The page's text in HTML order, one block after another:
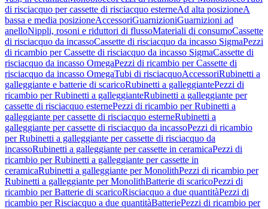
di risciacquo per cassette di risciacquo esterneAd alta posizioneA
bassa e media posizioneAccessoriGuarnizioniGuarnizioni ad
anelloNippli, rosoni e riduttori di flussoMateriali di consumoCassette
di risciacquo da incassoCassette di risciacquo da incasso SigmaPezzi
di ricambio per Cassette di risciacquo da incasso SigmaCassette di
risciacquo da incasso OmegaPezzi di ricambio per Cassette di
risciacquo da incasso OmegaTubi di risciacquoAccessoriRubinetti a
galleggiante e batterie di scaricoRubinetti a galleggiantePezzi di
ricambio per Rubinetti a galleggianteRubinetti a galleggiante per
cassette di risciacquo esternePezzi di ricambio per Rubinetti a
galleggiante per cassette di risciacquo esterneRubinetti a
galleggiante per cassette di risciacquo da incassoPezzi di ricambio
per Rubinetti a galleggiante per cassette di risciacquo da
incassoRubinetti a galleggiante per cassette in ceramicaPezzi di
ricambio per Rubinetti a galleggiante per cassette in
ceramicaRubinetti a galleggiante per MonolithPezzi di ricambio per
Rubinetti a galleggiante per MonolithBatterie di scaricoPezzi di
ricambio per Batterie di scaricoRisciacquo a due quantitàPezzi di
ricambio per Risciacquo a due quantitàBatteriePezzi di ricambio per